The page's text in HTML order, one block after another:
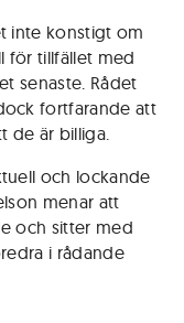
inte konstigt om
för tillfället med
senaste. Rådet
fortfarande att
de är billiga.
och lockande
menar att
och sitter med
i rådande